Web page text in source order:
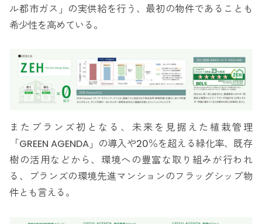
ル都市ガス」の実供給を行う、最初の物件であることも
希少性を高めている。
またブランズ初となる、未来を見据えた植栽管理
「GREEN AGENDA」の導入や20％を超える緑化率、既存
樹の活用などから、環境への豊富な取り組みが行われ
る、ブランズの環境先進マンションのフラッグシップ物
件とも言える。